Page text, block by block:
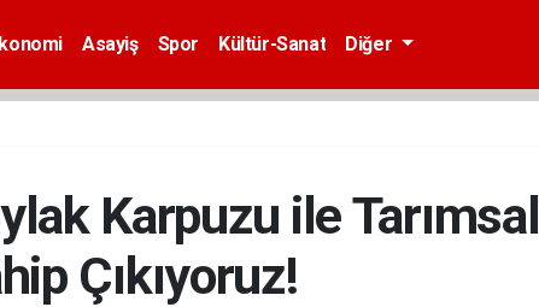
Asayiş Spor Kültür-Sanat Diğer
Karpuzu ile Tarımsal
Çıkıyoruz!